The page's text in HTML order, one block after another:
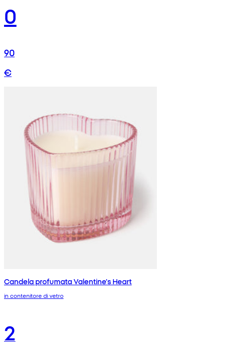
0
90
€
Candela profumata Valentine's Heart
in contenitore di vetro
2